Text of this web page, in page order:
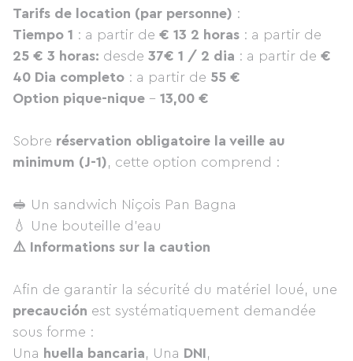
Tarifs de location (par personne) :
Tiempo 1 : a partir de € 13 2 horas : a partir de
25 € 3 horas: desde 37€ 1 / 2 dia : a partir de €
40 Dia completo : a partir de 55 €
Option pique-nique – 13,00 €
Sobre réservation obligatoire la veille au
minimum (J-1), cette option comprend :
🥪 Un sandwich Niçois Pan Bagna
💧 Une bouteille d’eau
⚠️ Informations sur la caution
Afin de garantir la sécurité du matériel loué, une
precaución est systématiquement demandée
sous forme :
Una huella bancaria, Una DNI,